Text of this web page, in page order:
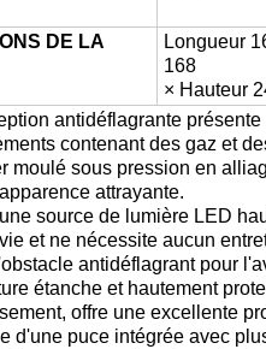
DE LA
Longueur
168
× Hauteur
antidéflagrante
contenant des gaz et
moulé sous pression en
attrayante.
source de lumière LED
et ne nécessite aucun
antidéflagrant pour
étanche et hautement
offre une excellente
d'une puce intégrée avec